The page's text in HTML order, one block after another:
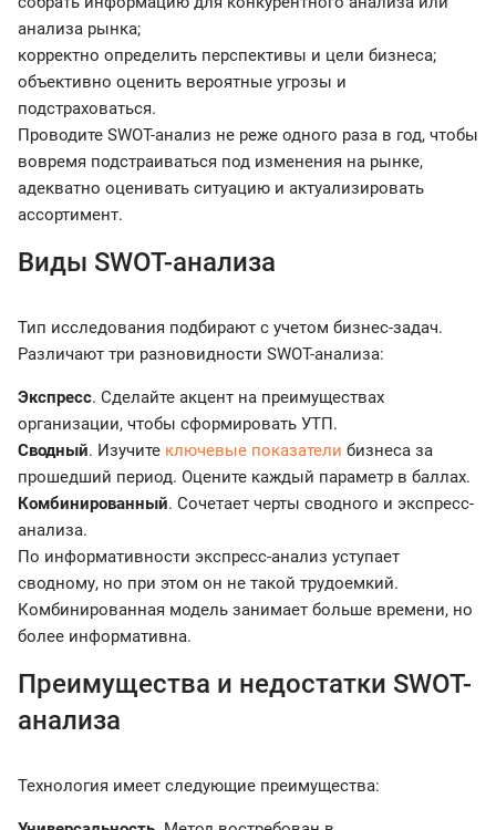
анализа рынка;
корректно определить перспективы и цели бизнеса;
объективно оценить вероятные угрозы и
подстраховаться.
Проводите SWOT-анализ не реже одного раза в год, чтобы
вовремя подстраиваться под изменения на рынке,
адекватно оценивать ситуацию и актуализировать
ассортимент.
Виды SWOT-анализа
Тип исследования подбирают с учетом бизнес-задач.
Различают три разновидности SWOT-анализа:
Экспресс. Сделайте акцент на преимуществах
организации, чтобы сформировать УТП.
Сводный. Изучите ключевые показатели бизнеса за
прошедший период. Оцените каждый параметр в баллах.
Комбинированный. Сочетает черты сводного и экспресс-
анализа.
По информативности экспресс-анализ уступает
сводному, но при этом он не такой трудоемкий.
Комбинированная модель занимает больше времени, но
более информативна.
Преимущества и недостатки SWOT-
анализа
Технология имеет следующие преимущества: